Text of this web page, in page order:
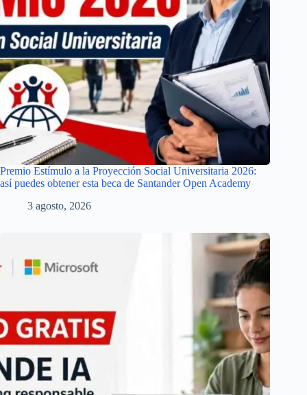
Premio Estímulo a la Proyección Social Universitaria 2026:
así puedes obtener esta beca de Santander Open Academy
3 agosto, 2026